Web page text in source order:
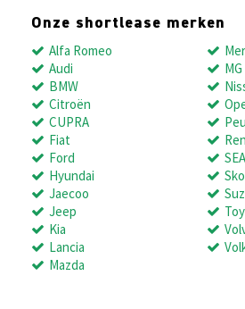
Onze shortlease merken
Alfa Romeo
Audi
BMW
Citroën
CUPRA
Fiat
Ford
Hyundai
Jaecoo
Jeep
Kia
Lancia
Mazda
MG